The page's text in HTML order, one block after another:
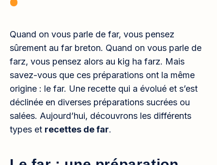
Quand on vous parle de far, vous pensez
sûrement au far breton. Quand on vous parle de
farz, vous pensez alors au kig ha farz. Mais
savez-vous que ces préparations ont la même
origine : le far. Une recette qui a évolué et s’est
déclinée en diverses préparations sucrées ou
salées. Aujourd’hui, découvrons les différents
types et recettes de far.